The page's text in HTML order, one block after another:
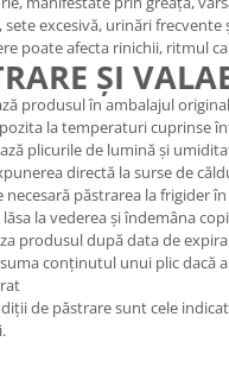
sete excesivă, urinări frecvente
poate afecta rinichii, ritmul
ȘI
produsul în ambalajul
la temperaturi cuprinse
plicurile de lumină și
directă la surse de
necesară păstrarea la frigider
lăsa la vederea și îndemâna
produsul după data de
conținutul unui plic dacă
de păstrare sunt cele